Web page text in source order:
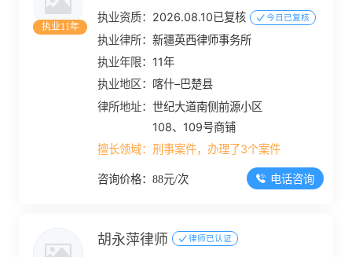
执业11年
执业资质： 2026.08.10已复核 今日已复核
执业律所：新疆英西律师事务所
执业年限： 11年
执业地区： 喀什–巴楚县
律所地址：世纪大道南侧前源小区
108、109号商铺
擅长领域：刑事案件，办理了3个案件
咨询价格：88元/次 电话咨询
胡永萍律师 律师已认证